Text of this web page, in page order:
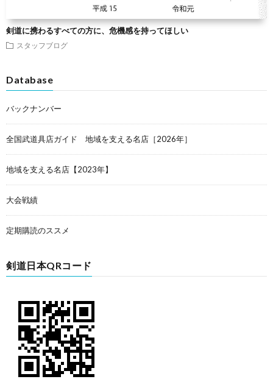
剣道に携わるすべての方に、危機感を持ってほしい
スタッフブログ
Database
バックナンバー
全国武道具店ガイド 地域を支える名店［2026年］
地域を支える名店【2023年】
大会戦績
定期購読のススメ
剣道日本QRコード